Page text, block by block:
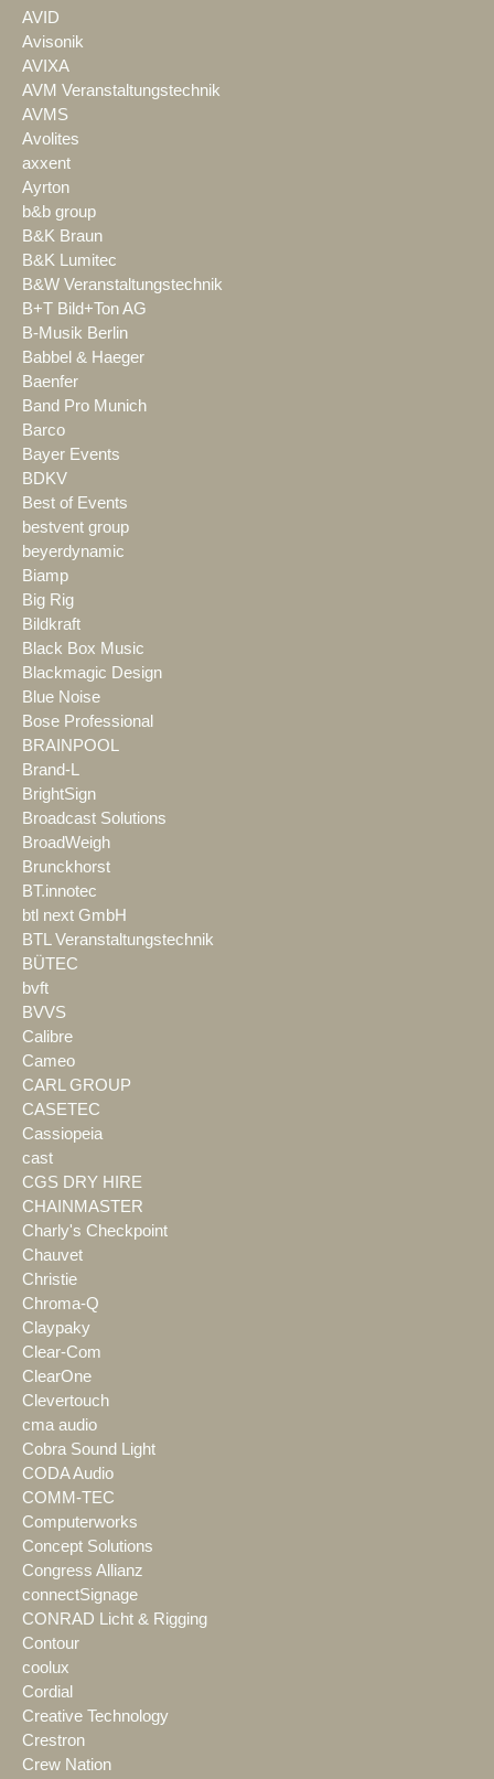
AVID
Avisonik
AVIXA
AVM Veranstaltungstechnik
AVMS
Avolites
axxent
Ayrton
b&b group
B&K Braun
B&K Lumitec
B&W Veranstaltungstechnik
B+T Bild+Ton AG
B-Musik Berlin
Babbel & Haeger
Baenfer
Band Pro Munich
Barco
Bayer Events
BDKV
Best of Events
bestvent group
beyerdynamic
Biamp
Big Rig
Bildkraft
Black Box Music
Blackmagic Design
Blue Noise
Bose Professional
BRAINPOOL
Brand-L
BrightSign
Broadcast Solutions
BroadWeigh
Brunckhorst
BT.innotec
btl next GmbH
BTL Veranstaltungstechnik
BÜTEC
bvft
BVVS
Calibre
Cameo
CARL GROUP
CASETEC
Cassiopeia
cast
CGS DRY HIRE
CHAINMASTER
Charly's Checkpoint
Chauvet
Christie
Chroma-Q
Claypaky
Clear-Com
ClearOne
Clevertouch
cma audio
Cobra Sound Light
CODA Audio
COMM-TEC
Computerworks
Concept Solutions
Congress Allianz
connectSignage
CONRAD Licht & Rigging
Contour
coolux
Cordial
Creative Technology
Crestron
Crew Nation